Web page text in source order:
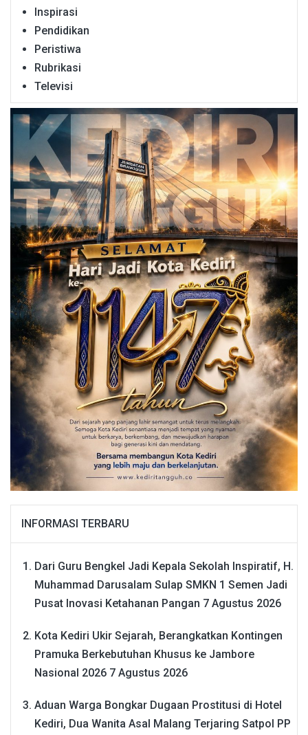
Inspirasi
Pendidikan
Peristiwa
Rubrikasi
Televisi
INFORMASI TERBARU
Dari Guru Bengkel Jadi Kepala Sekolah Inspiratif, H.
Muhammad Darusalam Sulap SMKN 1 Semen Jadi
Pusat Inovasi Ketahanan Pangan 7 Agustus 2026
Kota Kediri Ukir Sejarah, Berangkatkan Kontingen
Pramuka Berkebutuhan Khusus ke Jambore
Nasional 2026 7 Agustus 2026
Aduan Warga Bongkar Dugaan Prostitusi di Hotel
Kediri, Dua Wanita Asal Malang Terjaring Satpol PP